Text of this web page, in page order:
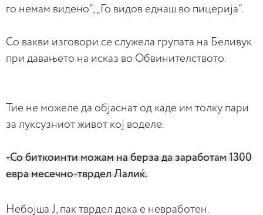
го немам видено“, „Го видов еднаш во пицерија“.
Со вакви изговори се служела групата на Беливук
при давањето на исказ во Обвинителството.
Тие не можеле да објаснат од каде им толку пари
за луксузниот живот кој воделе.
-Со биткоинти можам на берза да заработам 1300
евра месечно-тврдел Лалиќ.
Небојша Ј, пак тврдел дека е невработен.